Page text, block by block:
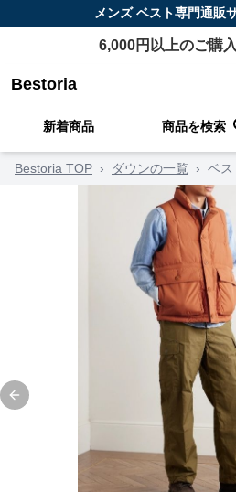
メンズ ベスト専門通販
6,000円以上のご購
Bestoria
新着商品 商品を検索
Bestoria TOP › ダウンの一覧 › ベス
Previous slide